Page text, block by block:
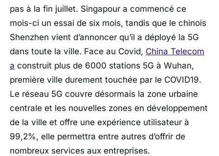
pas à la fin juillet. Singapour a commencé ce
mois-ci un essai de six mois, tandis que le chinois
Shenzhen vient d’annoncer qu’il a déployé la 5G
dans toute la ville. Face au Covid, China Telecom
a construit plus de 6000 stations 5G à Wuhan,
première ville durement touchée par le COVID19.
Le réseau 5G couvre désormais la zone urbaine
centrale et les nouvelles zones en développement
de la ville et offre une expérience utilisateur à
99,2%, elle permettra entre autres d’offrir de
nombreux services aux entreprises.